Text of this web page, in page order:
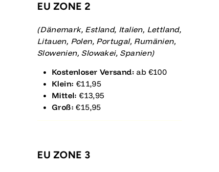
EU ZONE 2
(Dänemark, Estland, Italien, Lettland,
Litauen, Polen, Portugal, Rumänien,
Slowenien, Slowakei, Spanien)
Kostenloser Versand: ab €100
Klein: €11,95
Mittel: €13,95
Groß: €15,95
EU ZONE 3